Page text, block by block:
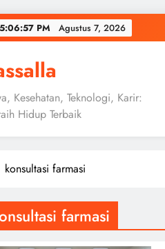
5:06:58 PM Agustus 7, 2026
Kesehatan, Teknologi, Karir:
Hidup Terbaik
konsultasi farmasi
farmasi